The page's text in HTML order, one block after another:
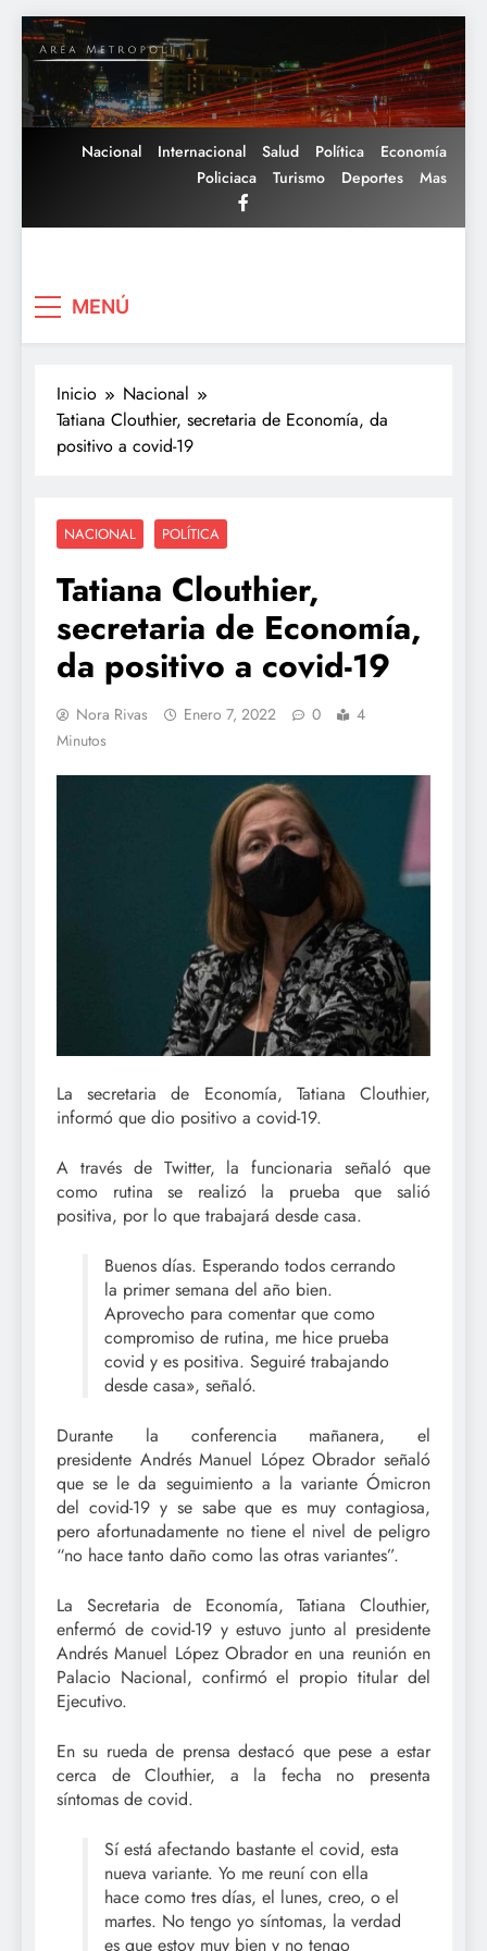
Saltar
al
contenido
Nacional Internacional Salud Política
Economía
Policiaca
Turismo Deportes Mas
MENÚ
Inicio
Nacional
Tatiana Clouthier, secretaria de Economía, da
positivo a covid-19
NACIONAL POLÍTICA
Tatiana Clouthier,
secretaria de Economía,
da positivo a covid-19
Nora Rivas Enero 7, 2022 0
4
Minutos
La secretaria de Economía, Tatiana Clouthier,
informó que dio positivo a covid-19.
A través de Twitter, la funcionaria señaló que
como rutina se realizó la prueba que salió
positiva, por lo que trabajará desde casa.
Buenos días. Esperando todos cerrando
la primer semana del año bien.
Aprovecho para comentar que como
compromiso de rutina, me hice prueba
covid y es positiva. Seguiré trabajando
desde casa», señaló.
Durante la conferencia mañanera, el
presidente Andrés Manuel López Obrador señaló
que se le da seguimiento a la variante Ómicron
del covid-19 y se sabe que es muy contagiosa,
pero afortunadamente no tiene el nivel de peligro
“no hace tanto daño como las otras variantes”.
La Secretaria de Economía, Tatiana Clouthier,
enfermó de covid-19 y estuvo junto al presidente
Andrés Manuel López Obrador en una reunión en
Palacio Nacional, confirmó el propio titular del
Ejecutivo.
En su rueda de prensa destacó que pese a estar
cerca de Clouthier, a la fecha no presenta
síntomas de covid.
Sí está afectando bastante el covid, esta
nueva variante. Yo me reuní con ella
hace como tres días, el lunes, creo, o el
martes. No tengo yo síntomas, la verdad
es que estoy muy bien y no tengo